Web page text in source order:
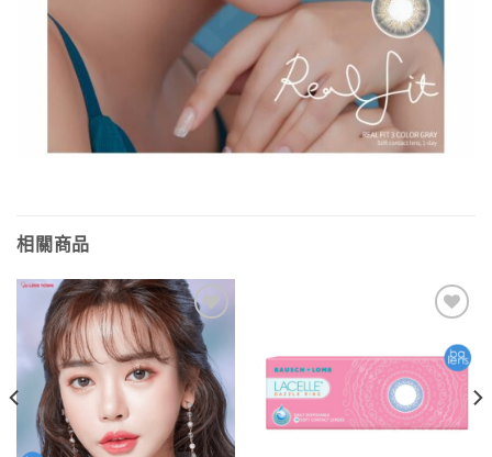
相關商品
添加
到喜
愛清
單
到喜
愛清
單